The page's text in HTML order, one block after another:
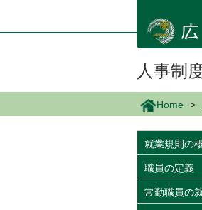
ン
人事制
Home
就業規則の
職員の定義
常勤職員の